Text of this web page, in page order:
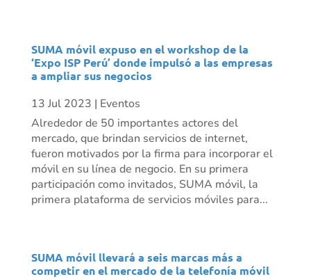
SUMA móvil expuso en el workshop de la
‘Expo ISP Perú’ donde impulsó a las empresas
a ampliar sus negocios
13 Jul 2023 | Eventos
Alrededor de 50 importantes actores del
mercado, que brindan servicios de internet,
fueron motivados por la firma para incorporar el
móvil en su línea de negocio. En su primera
participación como invitados, SUMA móvil, la
primera plataforma de servicios móviles para...
SUMA móvil llevará a seis marcas más a
competir en el mercado de la telefonía móvil